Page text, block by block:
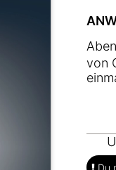
von
Du